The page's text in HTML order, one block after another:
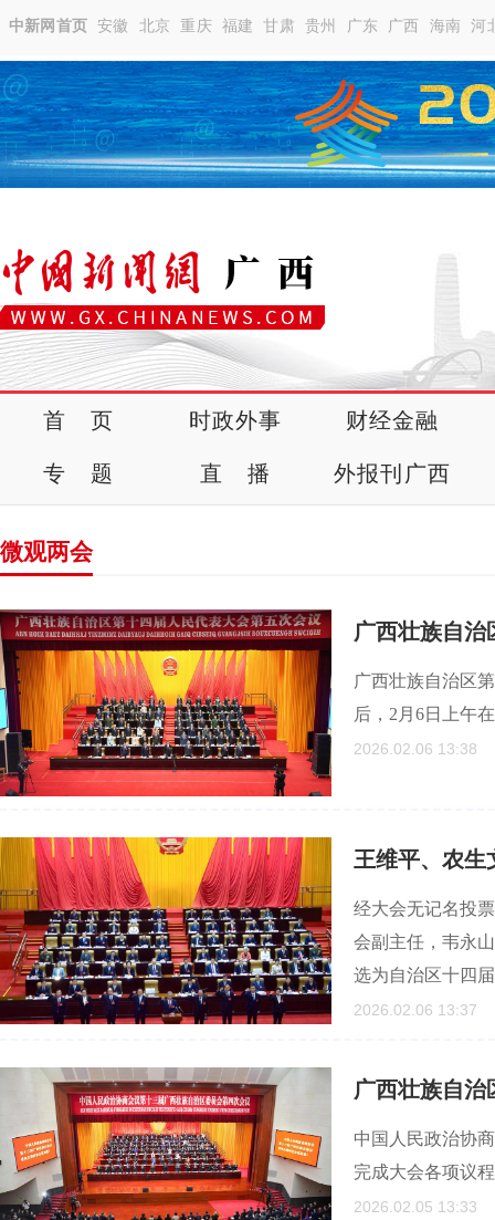
中新网首页 安徽 北京 重庆 福建 甘肃 贵州 广东 广西 海南 河
首 页 时政外事 财经金融
专 题 直 播 外报刊广西
微观两会
广西壮族自治
广西壮族自治区
后，2月6日上午
2026.02.06 13:38
王维平、农生
经大会无记名投
会副主任，韦永
选为自治区十四
2026.02.06 13:37
广西壮族自治
中国人民政治协
完成大会各项议
2026.02.05 13:33